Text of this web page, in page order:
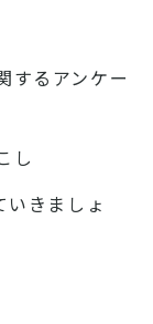
するアンケー
し
きましょ